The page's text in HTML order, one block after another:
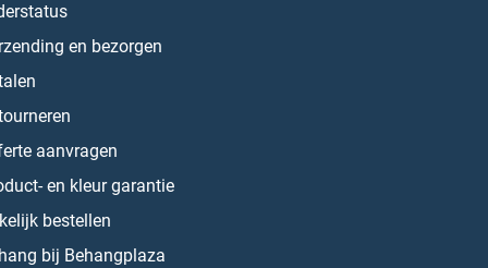
en bezorgen
aanvragen
en kleur garantie
bestellen
bij Behangplaza